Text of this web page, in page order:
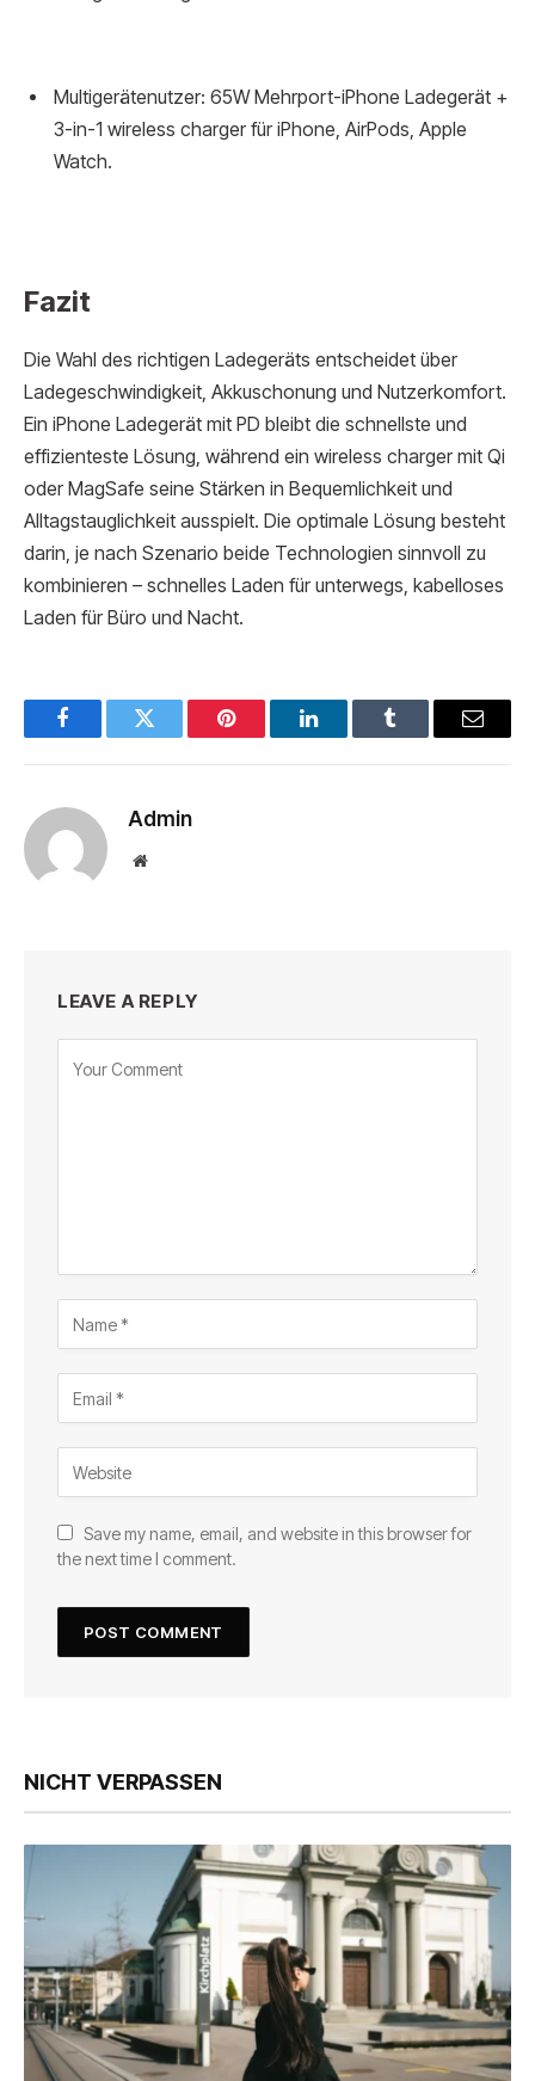
Multigerätenutzer: 65W Mehrport-iPhone Ladegerät +
3-in-1 wireless charger für iPhone, AirPods, Apple
Watch.
Fazit
Die Wahl des richtigen Ladegeräts entscheidet über
Ladegeschwindigkeit, Akkuschonung und Nutzerkomfort.
Ein iPhone Ladegerät mit PD bleibt die schnellste und
effizienteste Lösung, während ein wireless charger mit Qi
oder MagSafe seine Stärken in Bequemlichkeit und
Alltagstauglichkeit ausspielt. Die optimale Lösung besteht
darin, je nach Szenario beide Technologien sinnvoll zu
kombinieren – schnelles Laden für unterwegs, kabelloses
Laden für Büro und Nacht.
FacebookTwitter Pinterest LinkedInTumblr Email
Admin
Website
LEAVE A REPLY
Save my name, email, and website in this browser for
the next time I comment.
NICHT VERPASSEN